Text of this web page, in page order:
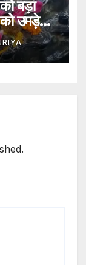
बड़ा
उमड़े